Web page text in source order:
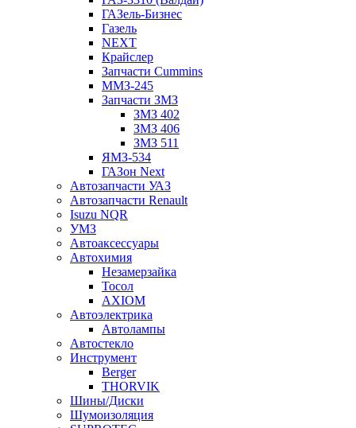
ГАЗель-Бизнес
Газель
NEXT
Крайслер
Запчасти Cummins
ММЗ-245
Запчасти ЗМЗ
ЗМЗ 402
ЗМЗ 406
ЗМЗ 511
ЯМЗ-534
ГАЗон Next
Автозапчасти УАЗ
Автозапчасти Renault
Isuzu NQR
УМЗ
Автоаксессуары
Автохимия
Незамерзайка
Тосол
AXIOM
Автоэлектрика
Автолампы
Автостекло
Инструмент
Berger
THORVIK
Шины/Диски
Шумоизоляция